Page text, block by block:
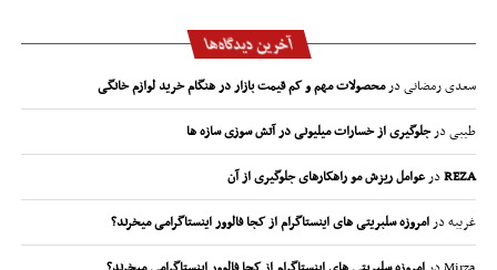
آخرین دیدگاه‌ها
سعدی رمضانیدرمحصولات مهم و کم قیمت بازار در هنگام خرید لوازم خانگی
طیبیدرجلوگیری از خسارات میلیونی در آتش سوزی سازه ها
REZAدرعوامل ریزش مو راهکارهای جلوگیری از آن
غریبهدرامروزه سلبریتی های اینستاگرام از کجا فالوور اینستاگرامی میخرند؟